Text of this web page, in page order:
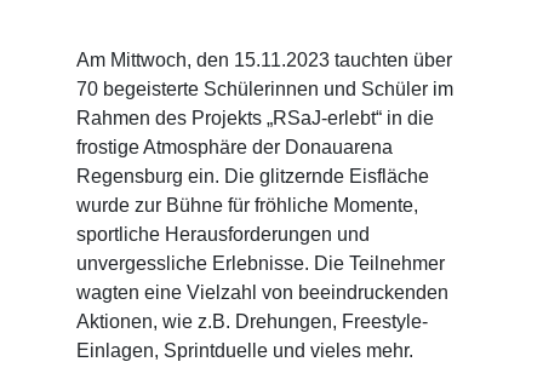
Am Mittwoch, den 15.11.2023 tauchten über
70 begeisterte Schülerinnen und Schüler im
Rahmen des Projekts „RSaJ-erlebt“ in die
frostige Atmosphäre der Donauarena
Regensburg ein. Die glitzernde Eisfläche
wurde zur Bühne für fröhliche Momente,
sportliche Herausforderungen und
unvergessliche Erlebnisse. Die Teilnehmer
wagten eine Vielzahl von beeindruckenden
Aktionen, wie z.B. Drehungen, Freestyle-
Einlagen, Sprintduelle und vieles mehr.